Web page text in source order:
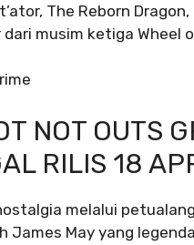
The Reborn
musim ketiga Wheel
NOT OUTS
RILIS 18
melalui
James May yang